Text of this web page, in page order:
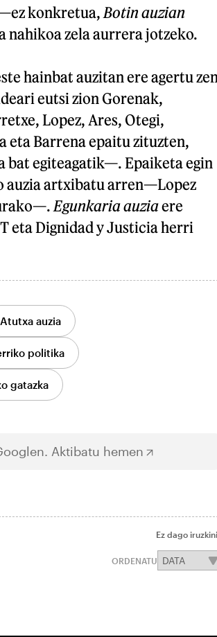
konkretua, Botin auzian
nahikoa zela aurrera jotzeko.
hainbat auzitan ere agertu
eutsi zion Gorenak,
Lopez, Ares, Otegi,
eta Barrena epaitu zituzten,
bat egiteagatik—. Epaiketa egin
auzia artxibatu arren—Lopez
Egunkaria auziaere
eta Dignidad y Justicia herri
Atutxa auzia
politika
gatazka
Aktibatu hemen
Ez dago
ORDENATU